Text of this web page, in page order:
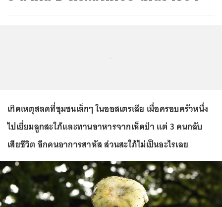
เกิดเหตุสลดที่ชุมชนเล็กๆ ในออสเตรเลีย เมื่อครอบครัวหนึ่ง
ไปเยี่ยมลูกสะใภ้และทานอาหารจากเห็ดป่า แต่ 3 คนกลับ
เสียชีวิต อีกคนอาการสาหัส ส่วนสะใภ้ไม่เป็นอะไรเลย